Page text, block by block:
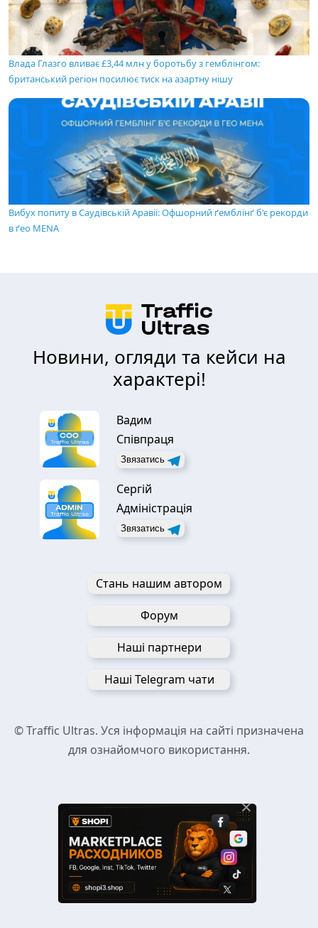
Влада Глазго вливає £3,44 млн у боротьбу з гемблінгом:
британський регіон посилює тиск на азартну нішу
Вибух попиту в Саудівській Аравії: Офшорний ґемблінґ б'є рекорди
в ґео MENA
Новини, огляди та кейси на
характері!
Вадим
Співпраця
Звязатись
Сергій
Адміністрація
Звязатись
Стань нашим автором
Форум
Наші партнери
Наші Telegram чати
© Traffic Ultras. Уся інформація на сайті призначена
для ознайомчого використання.
×